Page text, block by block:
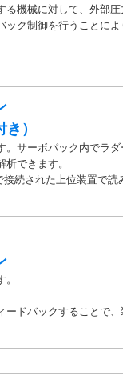
る機械に対して、外部圧
ク制御を行うことによ
）
。サーボパック内でラダ
できます。
続された上位装置で読
ードバックすることで、